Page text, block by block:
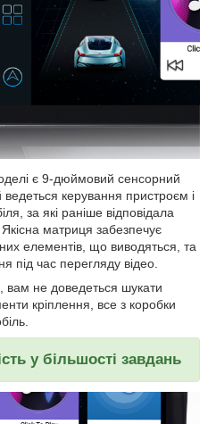
є 9-дюймовий сенсорний
керування пристроєм і
за які раніше відповідала
матриця забезпечує
елементів, що виводяться, та
під час перегляду відео.
вам не доведеться шукати
кріплення, все з коробки
у більшості завдань